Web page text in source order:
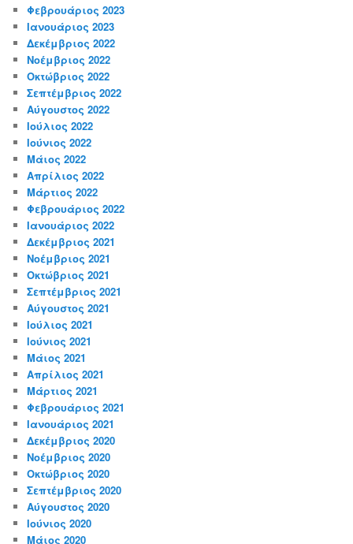
Φεβρουάριος 2023
Ιανουάριος 2023
Δεκέμβριος 2022
Νοέμβριος 2022
Οκτώβριος 2022
Σεπτέμβριος 2022
Αύγουστος 2022
Ιούλιος 2022
Ιούνιος 2022
Μάιος 2022
Απρίλιος 2022
Μάρτιος 2022
Φεβρουάριος 2022
Ιανουάριος 2022
Δεκέμβριος 2021
Νοέμβριος 2021
Οκτώβριος 2021
Σεπτέμβριος 2021
Αύγουστος 2021
Ιούλιος 2021
Ιούνιος 2021
Μάιος 2021
Απρίλιος 2021
Μάρτιος 2021
Φεβρουάριος 2021
Ιανουάριος 2021
Δεκέμβριος 2020
Νοέμβριος 2020
Οκτώβριος 2020
Σεπτέμβριος 2020
Αύγουστος 2020
Ιούνιος 2020
Μάιος 2020